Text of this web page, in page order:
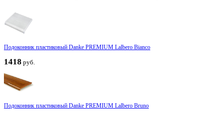
Подоконник пластиковый Danke PREMIUM Lalbero Bianco
1418 руб.
Подоконник пластиковый Danke PREMIUM Lalbero Bruno